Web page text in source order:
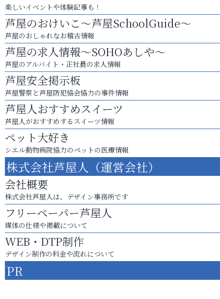
楽しいイベントや体験記事も！
芦屋のおけいこ～芦屋SchoolGuide～
芦屋のおしゃれなお稽古情報
芦屋の求人情報～SOHOあしや～
芦屋のアルバイト・正社員の求人情報
芦屋安全掲示板
芦屋警察と芦屋防犯協会協力の事件情報
芦屋人おすすめスイーツ
芦屋人がおすすめするスイーツ情報
ペット大好き
シエル動物病院協力のペットの医療情報
株式会社芦屋人（運営会社）
会社概要
株式会社芦屋人は、デザイン事務所です
フリーペーパー芦屋人
媒体の仕様や掲載について
WEB・DTP制作
デザイン制作の料金や流れについて
PR